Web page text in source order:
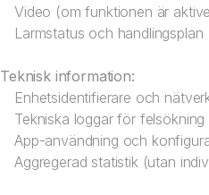
Video (om funktionen är
Larmstatus och handlingsplan
Teknisk information:
Enhetsidentifierare och
Tekniska loggar för felsökning
App-användning och
Aggregerad statistik (utan